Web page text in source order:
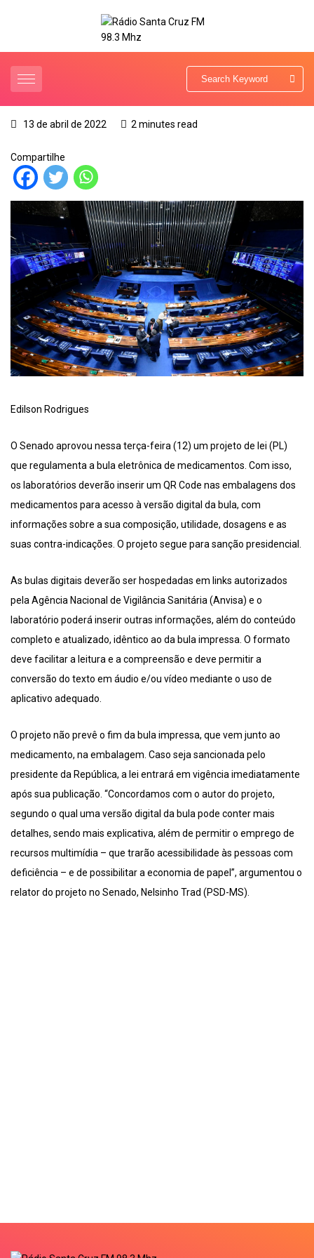
13 de abril de 2022 2 minutes read
Compartilhe
Edilson Rodrigues
O Senado aprovou nessa terça-feira (12) um projeto de lei (PL)
que regulamenta a bula eletrônica de medicamentos. Com isso,
os laboratórios deverão inserir um QR Code nas embalagens dos
medicamentos para acesso à versão digital da bula, com
informações sobre a sua composição, utilidade, dosagens e as
suas contra-indicações. O projeto segue para sanção presidencial.
As bulas digitais deverão ser hospedadas em links autorizados
pela Agência Nacional de Vigilância Sanitária (Anvisa) e o
laboratório poderá inserir outras informações, além do conteúdo
completo e atualizado, idêntico ao da bula impressa. O formato
deve facilitar a leitura e a compreensão e deve permitir a
conversão do texto em áudio e/ou vídeo mediante o uso de
aplicativo adequado.
O projeto não prevê o fim da bula impressa, que vem junto ao
medicamento, na embalagem. Caso seja sancionada pelo
presidente da República, a lei entrará em vigência imediatamente
após sua publicação. “Concordamos com o autor do projeto,
segundo o qual uma versão digital da bula pode conter mais
detalhes, sendo mais explicativa, além de permitir o emprego de
recursos multimídia – que trarão acessibilidade às pessoas com
deficiência – e de possibilitar a economia de papel”, argumentou o
relator do projeto no Senado, Nelsinho Trad (PSD-MS).